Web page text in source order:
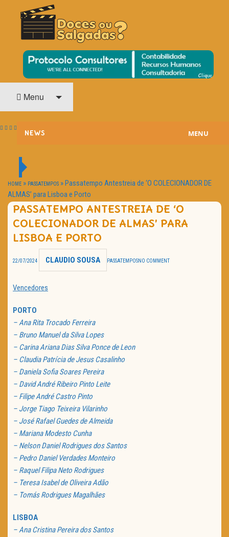
DOCES OU SALGADAS?
O Cinema? Uma Paixão!!
Menu
NEWS
HOME CINEMA
NOTA PESSOAL
MENU
HOME » PASSATEMPOS »Passatempo Antestreia de ‘O COLECIONADOR DE
ALMAS’ para Lisboa e Porto
PASSATEMPO ANTESTREIA DE ‘O
COLECIONADOR DE ALMAS’ PARA
LISBOA E PORTO
22/07/2024 CLAUDIO SOUSA PASSATEMPOSNO COMMENT
Vencedores
PORTO
– Ana Rita Trocado Ferreira
– Bruno Manuel da Silva Lopes
– Carina Ariana Dias Silva Ponce de Leon
– Claudia Patrícia de Jesus Casalinho
– Daniela Sofia Soares Pereira
– David André Ribeiro Pinto Leite
– Filipe André Castro Pinto
– Jorge Tiago Teixeira Vilarinho
– José Rafael Guedes de Almeida
– Mariana Modesto Cunha
– Nelson Daniel Rodrigues dos Santos
– Pedro Daniel Verdades Monteiro
– Raquel Filipa Neto Rodrigues
– Teresa Isabel de Oliveira Adão
– Tomás Rodrigues Magalhães
LISBOA
– Ana Cristina Pereira dos Santos